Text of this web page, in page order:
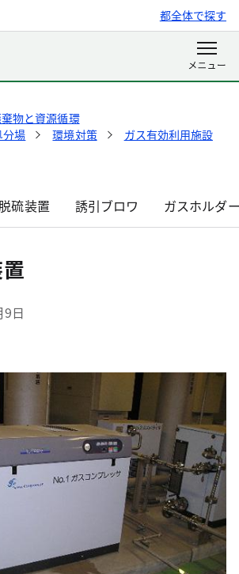
都全体で探す
物と資源循環
分場
環境対策
ガス有効利用施設
脱硫装置 誘引ブロワ ガスホルダ
9日